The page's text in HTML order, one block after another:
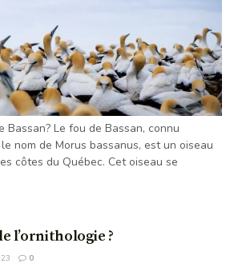
Le fou de Bassan, connu
nom de Morus bassanus, est un oiseau
côtes du Québec. Cet oiseau se
blanc, ses ailes longues et étroites,
palmées qui lui permettent de nager.
l’ornithologie ?
0